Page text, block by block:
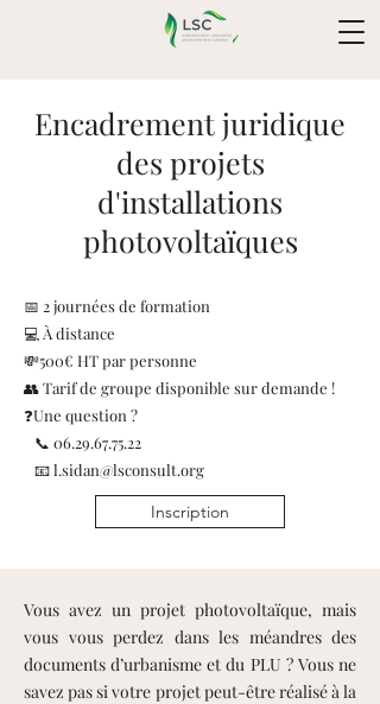
Encadrement juridique
des projets
d'installations
photovoltaïques
📅 2 journées de formation
💻 À distance
💸500€ HT par personne
👥 Tarif de groupe disponible sur demande !
❓Une question ?
📞 06.29.67.75.22
📧 l.sidan@lsconsult.org
Inscription
Vous avez un projet photovoltaïque, mais
vous vous perdez dans les méandres des
documents d’urbanisme et du PLU ? Vous ne
savez pas si votre projet peut-être réalisé à la